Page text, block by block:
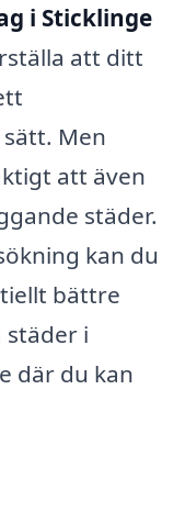
i Sticklinge
att ditt
Men
att även
städer.
kan du
bättre
städer i
där du kan